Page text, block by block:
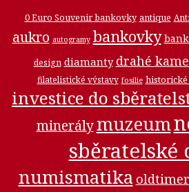
0 Euro Souvenir bankovky antique
aukro autogramy bankovky
design diamanty drahé
filatelistické výstavy fosilie
investice do
minerálymuzeum
sběratelské
numismatika